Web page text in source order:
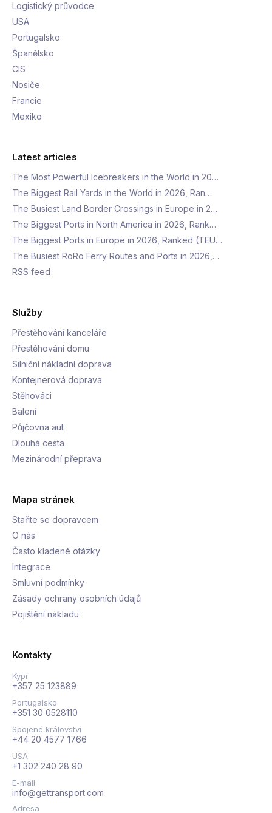
Logistický průvodce
USA
Portugalsko
Španělsko
CIS
Nosiče
Francie
Mexiko
Latest articles
The Most Powerful Icebreakers in the World in 20…
The Biggest Rail Yards in the World in 2026, Ran…
The Busiest Land Border Crossings in Europe in 2…
The Biggest Ports in North America in 2026, Rank…
The Biggest Ports in Europe in 2026, Ranked (TEU…
The Busiest RoRo Ferry Routes and Ports in 2026,…
RSS feed
Služby
Přestěhování kanceláře
Přestěhování domu
Silniční nákladní doprava
Kontejnerová doprava
Stěhováci
Balení
Půjčovna aut
Dlouhá cesta
Mezinárodní přeprava
Mapa stránek
Staňte se dopravcem
O nás
Často kladené otázky
Integrace
Smluvní podmínky
Zásady ochrany osobních údajů
Pojištění nákladu
Kontakty
Kypr
+357 25 123889
Portugalsko
+351 30 0528110
Spojené království
+44 20 4577 1766
USA
+1 302 240 28 90
E-mail
info@gettransport.com
Adresa